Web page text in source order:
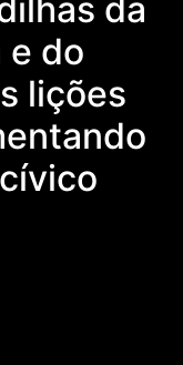
da
e do
lições